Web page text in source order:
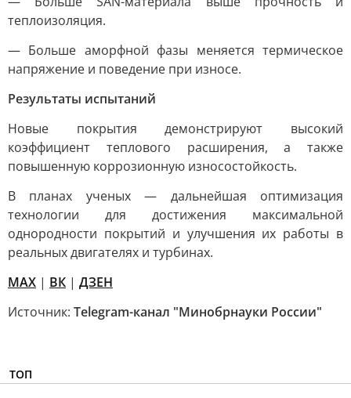
теплоизоляция.
— Больше аморфной фазы меняется термическое
напряжение и поведение при износе.
Результаты испытаний
Новые покрытия демонстрируют высокий
коэффициент теплового расширения, а также
повышенную коррозионную износостойкость.
В планах ученых — дальнейшая оптимизация
технологии для достижения максимальной
однородности покрытий и улучшения их работы в
реальных двигателях и турбинах.
МАХ | ВК | ДЗЕН
Источник: Telegram-канал "Минобрнауки России"
ТОП